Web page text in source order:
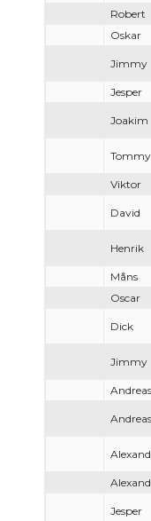
Robert
Oskar
Jimmy
Jesper
Joakim
Tommy
Viktor
David
Henrik
Måns
Oscar
Dick
Jimmy
Andreas
Andreas
Jesper